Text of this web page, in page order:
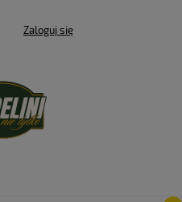
Zaloguj się